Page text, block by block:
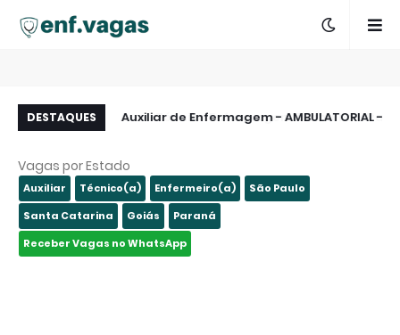
DESTAQUES
Auxiliar de Enfermagem - AMBULATORIAL -
de E-mails dos
Vagas por Estado
Auxiliar Técnico(a) Enfermeiro(a)
São Paulo
Santa Catarina
Goiás
Paraná
Receber Vagas no WhatsApp